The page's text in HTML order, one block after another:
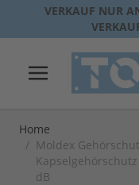
Direkt zum Inhalt
VERKAUF NUR
Home
/ Moldex
dB